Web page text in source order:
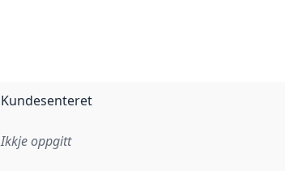
Kundesenteret
Ikkje oppgitt